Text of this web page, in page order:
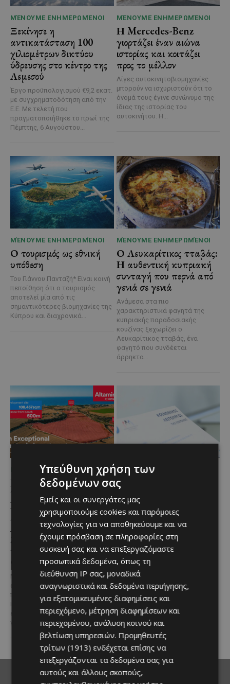
ΜΈΝΟΥΜΕ ΕΝΗΜΕΡΩΜΈΝΟΙ
Ξεκίνησε η
αντικατάσταση 100
χιλιομέτρων δικτύου
ύδρευσης στο κέντρο της
Λεμεσού
Έργο προϋπολογισμού €9,2 εκατ.
με συγχρηματοδότηση από την
Ε.Ε. Με τελετή που
πραγματοποιήθηκε το πρωί της
Πέμπτης, 6 Αυγούστου...
ΜΈΝΟΥΜΕ ΕΝΗΜΕΡΩΜΈΝΟΙ
Η Mercedes-Benz
γιορτάζει έναν αιώνα
ιστορίας και κοιτάζει
προς το μέλλον
Λίγες αυτοκινητοβιομηχανίες
μπορούν να ισχυριστούν ότι το
όνομά τους έγινε συνώνυμο της
ίδιας της ιστορίας του
αυτοκινήτου. Η...
ΜΈΝΟΥΜΕ ΕΝΗΜΕΡΩΜΈΝΟΙ
Ο τουρισμός ως εθνική
υπόθεση
Του Γιάννου Πανταζή* Είναι κοινή
πεποίθηση ότι ο τουρισμός
αποτελεί μία από τις
σημαντικότερες βιομηχανίες της
Κύπρου και διαχρονικά...
ΜΈΝΟΥΜΕ ΕΝΗΜΕΡΩΜΈΝΟΙ
Ο Λευκαρίτικος τταβάς:
Η αυθεντική κυπριακή
συνταγή που περνά από
γενιά σε γενιά
Ανάμεσα στα πιο
χαρακτηριστικά φαγητά της
κυπριακής παραδοσιακής
κουζίνας ξεχωρίζει ο
Λευκαρίτικος τταβάς, ένα
φαγητό που συνδέεται
άρρηκτα...
ΜΈΝΟΥΜΕ ΕΝΗΜΕΡΩΜΈΝΟΙ
Εμβληματική
Τουριστική Έκταση στην
Παραλιακή Ζώνη
Αλαμινού με
Αδειοδοτημένη
Ξενοδοχειακή Ανάπτυξη
και Πανοραμική Θέα της
Θάλασσας
Μια εξαιρετικά σπάνια
επενδυτική ευκαιρία
παρουσιάζεται στην παραλιακή
περιοχή του Αλαμινού, στην
επαρχία Λάρνακας. Πρόκειται
για τρία συνεχόμενα...
ΜΈΝΟΥΜΕ ΕΝΗΜΕΡΩΜΈΝΟΙ
Επένδυση €31 εκατ. για
Υπηρεσιών Κοινωνικής
Ευημερίας
Το έργο υλοποιείται στο πλαίσιο
του Προγράμματος Πολιτικής
Συνοχής «ΘΑΛΕΙΑ2021-2027», με
τη συγχρηματοδότησης της ΕΕ
Σε μία από τις...
Υπεύθυνη χρήση των
δεδομένων σας
Εμείς και οι συνεργάτες μας
χρησιμοποιούμε cookies και παρόμοιες
τεχνολογίες για να αποθηκεύουμε και να
έχουμε πρόσβαση σε πληροφορίες στη
συσκευή σας και να επεξεργαζόμαστε
προσωπικά δεδομένα, όπως τη
διεύθυνση IP σας, μοναδικά
αναγνωριστικά και δεδομένα περιήγησης,
για εξατομικευμένες διαφημίσεις και
περιεχόμενο, μέτρηση διαφημίσεων και
περιεχομένου, ανάλυση κοινού και
βελτίωση υπηρεσιών. Προμηθευτές
τρίτων (1913) ενδέχεται επίσης να
επεξεργάζονται τα δεδομένα σας για
αυτούς και άλλους σκοπούς,